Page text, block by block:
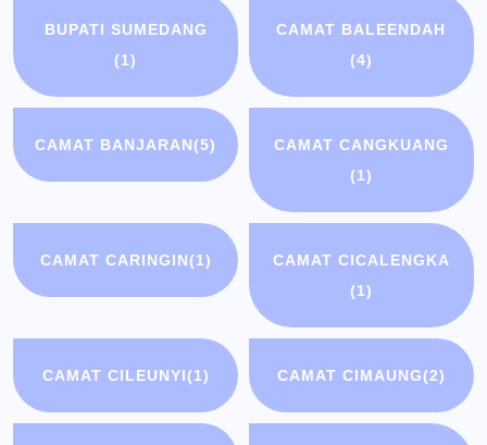
BUPATI SUMEDANG
(1)
CAMAT BALEENDAH
(4)
CAMAT BANJARAN(5)
CAMAT CANGKUANG
(1)
CAMAT CARINGIN(1)
CAMAT CICALENGKA
(1)
CAMAT CILEUNYI(1) CAMAT CIMAUNG(2)